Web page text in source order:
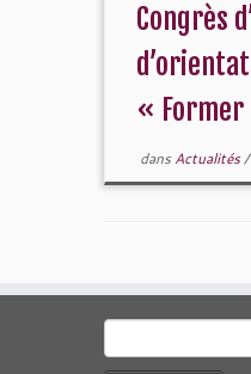
Congrès
« Former
dans Actualités/